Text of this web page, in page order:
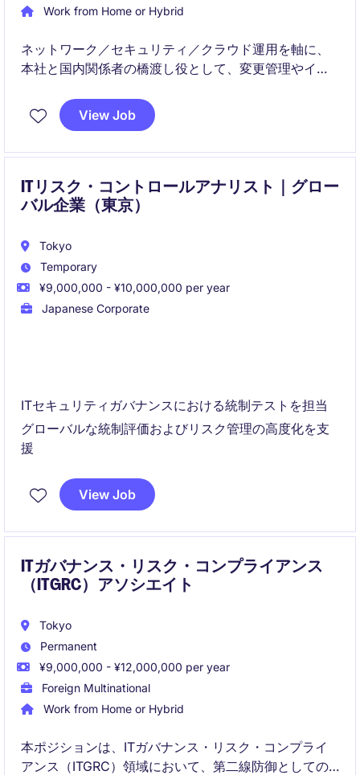
Work from Home or Hybrid
ネットワーク／セキュリティ／クラウド運用を軸に、
本社と国内関係者の橋渡し役として、変更管理やイン
プロジェクト参画を含め、設計レビューから移行・テ
View Job
ITリスク・コントロールアナリスト｜グロー
バル企業（東京）
Tokyo
Temporary
¥9,000,000 - ¥10,000,000 per year
Japanese Corporate
ITセキュリティガバナンスにおける統制テストを担当
グローバルな統制評価およびリスク管理の高度化を支
援
View Job
ITガバナンス・リスク・コンプライアンス
（ITGRC）アソシエイト
Tokyo
Permanent
¥9,000,000 - ¥12,000,000 per year
Foreign Multinational
Work from Home or Hybrid
本ポジションは、ITガバナンス・リスク・コンプライ
アンス（ITGRC）領域において、第二線防御としての